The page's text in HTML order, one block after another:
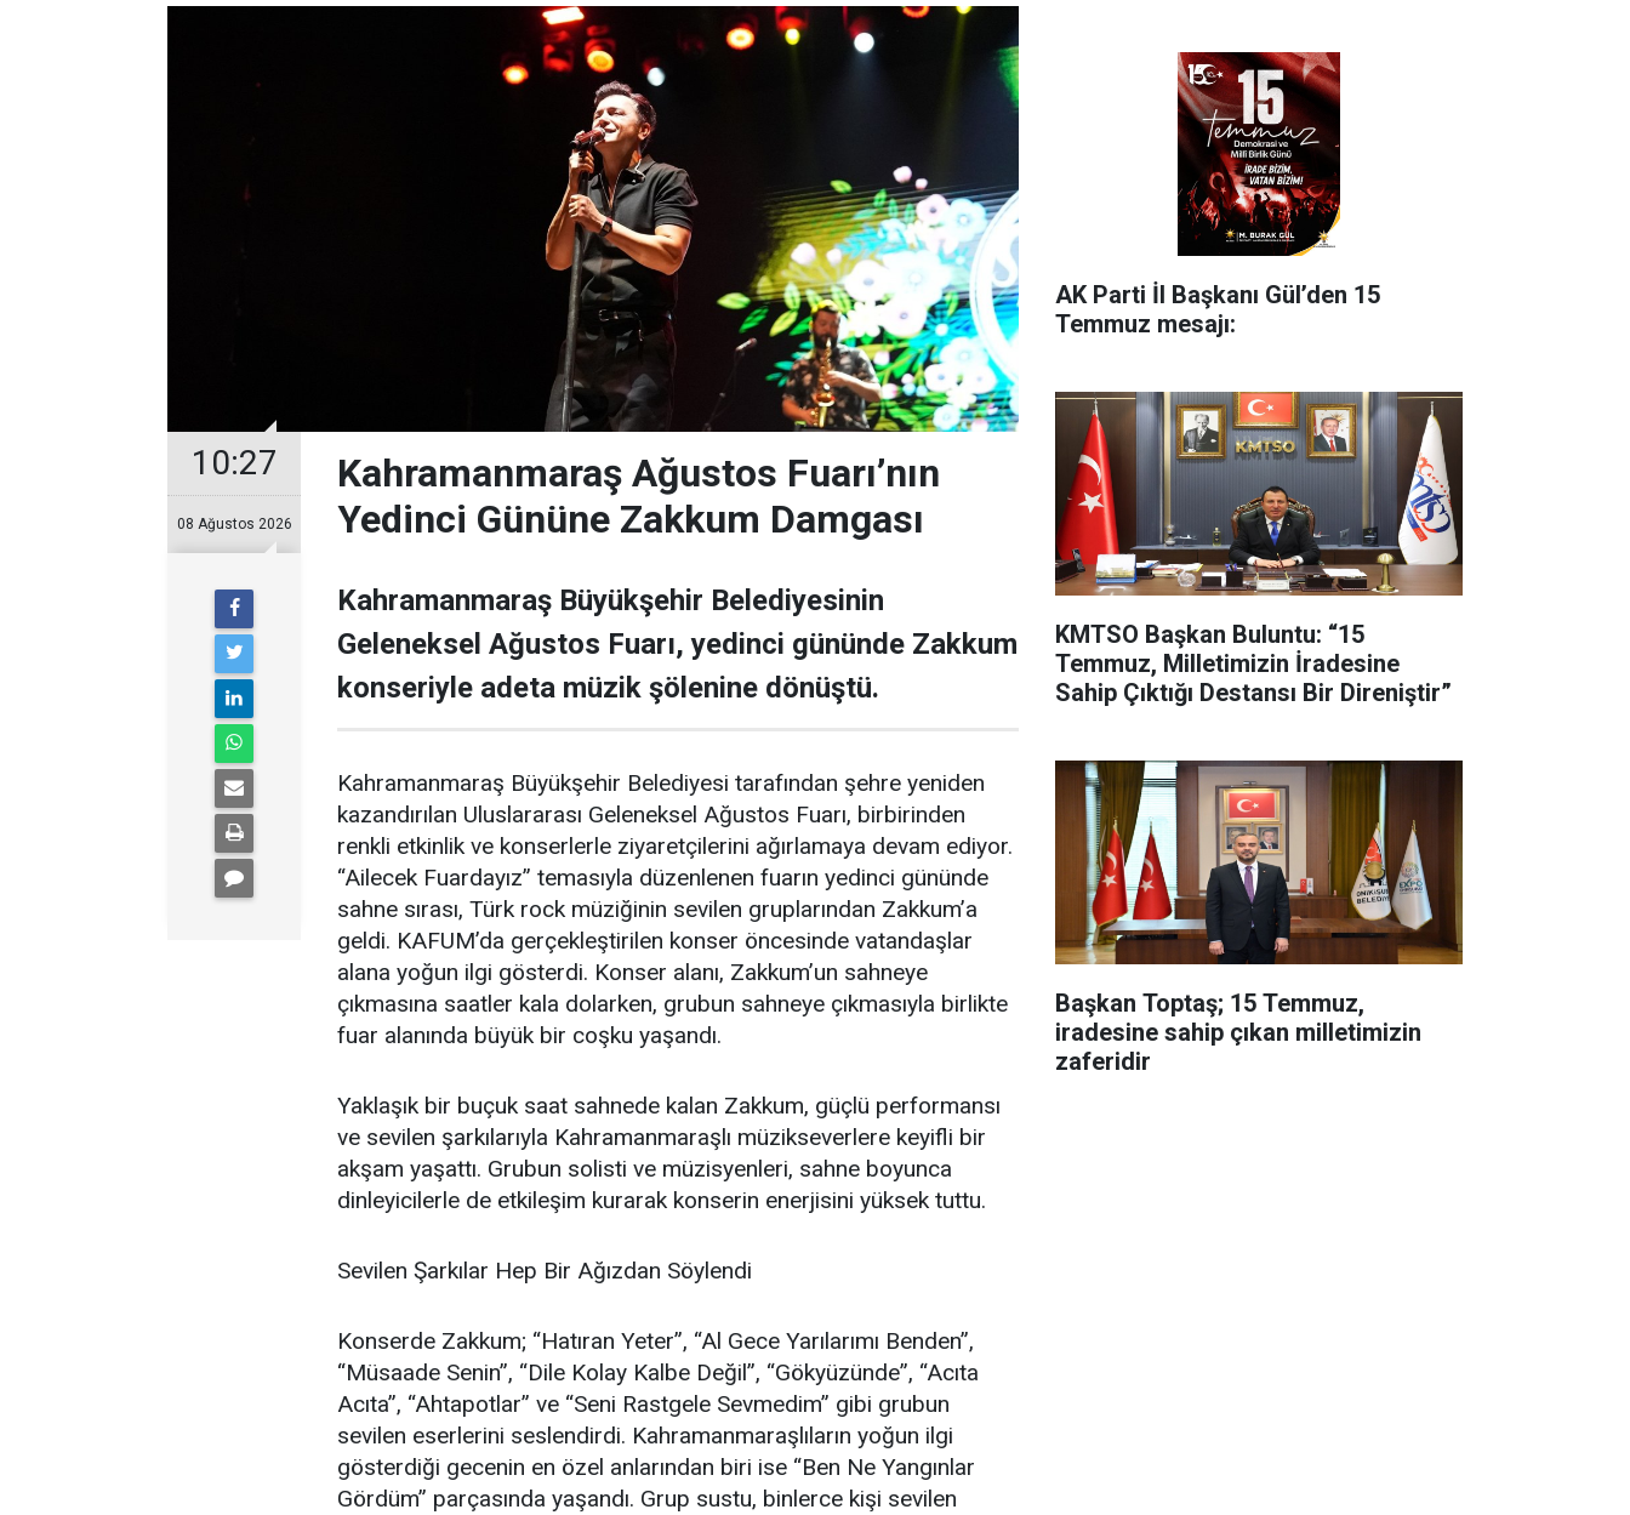
10:27
08 Ağustos 2026
Kahramanmaraş Ağustos Fuarı’nın
Yedinci Gününe Zakkum Damgası
Kahramanmaraş Büyükşehir Belediyesinin
Geleneksel Ağustos Fuarı, yedinci gününde Zakkum
konseriyle adeta müzik şölenine dönüştü.
Kahramanmaraş Büyükşehir Belediyesi tarafından şehre yeniden
kazandırılan Uluslararası Geleneksel Ağustos Fuarı, birbirinden
renkli etkinlik ve konserlerle ziyaretçilerini ağırlamaya devam ediyor.
“Ailecek Fuardayız” temasıyla düzenlenen fuarın yedinci gününde
sahne sırası, Türk rock müziğinin sevilen gruplarından Zakkum’a
geldi. KAFUM’da gerçekleştirilen konser öncesinde vatandaşlar
alana yoğun ilgi gösterdi. Konser alanı, Zakkum’un sahneye
çıkmasına saatler kala dolarken, grubun sahneye çıkmasıyla birlikte
fuar alanında büyük bir coşku yaşandı.
Yaklaşık bir buçuk saat sahnede kalan Zakkum, güçlü performansı
ve sevilen şarkılarıyla Kahramanmaraşlı müzikseverlere keyifli bir
akşam yaşattı. Grubun solisti ve müzisyenleri, sahne boyunca
dinleyicilerle de etkileşim kurarak konserin enerjisini yüksek tuttu.
Sevilen Şarkılar Hep Bir Ağızdan Söylendi
Konserde Zakkum; “Hatıran Yeter”, “Al Gece Yarılarımı Benden”,
“Müsaade Senin”, “Dile Kolay Kalbe Değil”, “Gökyüzünde”, “Acıta
Acıta”, “Ahtapotlar” ve “Seni Rastgele Sevmedim” gibi grubun
sevilen eserlerini seslendirdi. Kahramanmaraşlıların yoğun ilgi
gösterdiği gecenin en özel anlarından biri ise “Ben Ne Yangınlar
Gördüm” parçasında yaşandı. Grup sustu, binlerce kişi sevilen
AK Parti İl Başkanı Gül’den 15
Temmuz mesajı:
KMTSO Başkan Buluntu: “15
Temmuz, Milletimizin İradesine
Sahip Çıktığı Destansı Bir Direniştir”
Başkan Toptaş; 15 Temmuz,
iradesine sahip çıkan milletimizin
zaferidir